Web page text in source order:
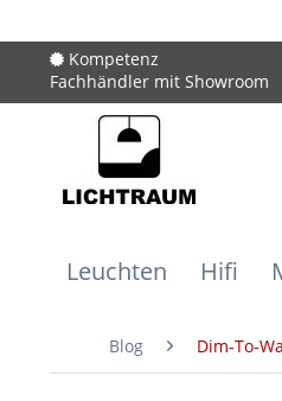
Kompetenz
Fachhändler mit Showroom
Leuchten Hifi
Blog Dim-To-